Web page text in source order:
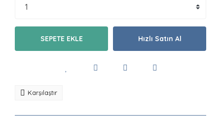
SEPETE EKLE Hızlı Satın Al
Karşılaştır